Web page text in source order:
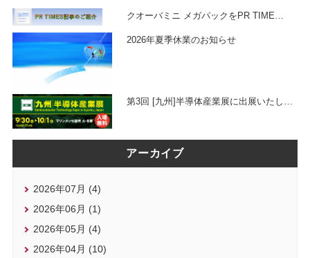
クオーバミニ メガパックをPR TIME…
2026年夏季休業のお知らせ
第3回 [九州]半導体産業展に出展いたし …
アーカイブ
2026年07月 (4)
2026年06月 (1)
2026年05月 (4)
2026年04月 (10)